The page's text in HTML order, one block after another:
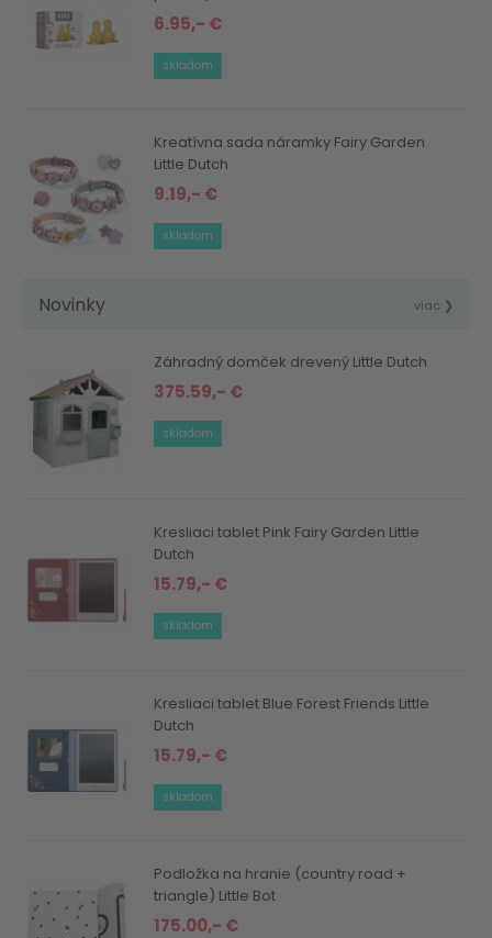
6.95,- €
skladom
Kreatívna sada náramky Fairy Garden
Little Dutch
9.19,- €
skladom
Novinky viac ❯
Záhradný domček drevený Little Dutch
375.59,- €
skladom
Kresliaci tablet Pink Fairy Garden Little
Dutch
15.79,- €
skladom
Kresliaci tablet Blue Forest Friends Little
Dutch
15.79,- €
skladom
Podložka na hranie (country road +
triangle) Little Bot
175.00,- €